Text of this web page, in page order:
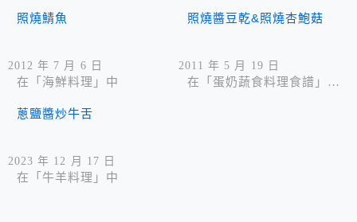
照燒鯖魚
2012 年 7 月 6 日
在「海鮮料理」中
照燒醬豆乾&照燒杏鮑菇
2011 年 5 月 19 日
在「蛋奶蔬食料理食譜」中
蔥鹽醬炒牛舌
2023 年 12 月 17 日
在「牛羊料理」中